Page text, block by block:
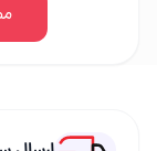
راهنمای خرید